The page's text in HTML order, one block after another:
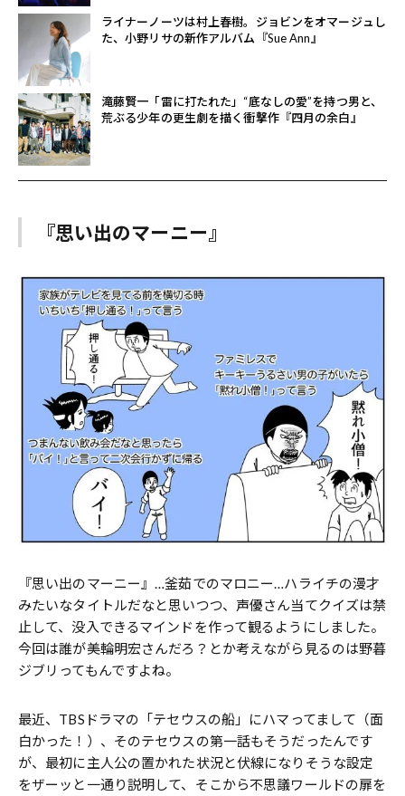
ライナーノーツは村上春樹。ジョビンをオマージュし
た、小野リサの新作アルバム『Sue Ann』
滝藤賢一「雷に打たれた」“底なしの愛”を持つ男と、
荒ぶる少年の更生劇を描く衝撃作『四月の余白』
『思い出のマーニー』
『思い出のマーニー』…釜茹でのマロニー…ハライチの漫才
みたいなタイトルだなと思いつつ、声優さん当てクイズは禁
止して、没入できるマインドを作って観るようにしました。
今回は誰が美輪明宏さんだろ？とか考えながら見るのは野暮
ジブリってもんですよね。
最近、TBSドラマの「テセウスの船」にハマってまして（面
白かった！）、そのテセウスの第一話もそうだったんです
が、最初に主人公の置かれた状況と伏線になりそうな設定
をザーッと一通り説明して、そこから不思議ワールドの扉を